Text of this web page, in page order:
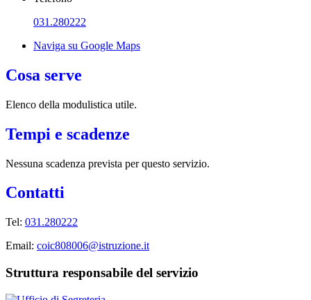
031.280222
Naviga su Google Maps
Cosa serve
Elenco della modulistica utile.
Tempi e scadenze
Nessuna scadenza prevista per questo servizio.
Contatti
Tel: 031.280222
Email: coic808006@istruzione.it
Struttura responsabile del servizio